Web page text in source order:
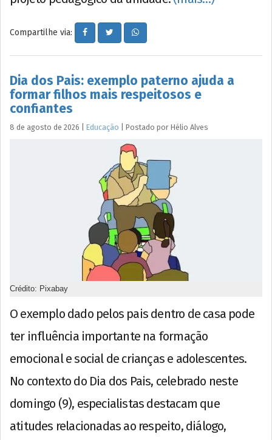
Compartilhe via:
Dia dos Pais: exemplo paterno ajuda a
formar filhos mais respeitosos e
confiantes
8 de agosto de 2026 Educação Postado por Hélio Alves
Crédito: Pixabay
O exemplo dado pelos pais dentro de casa pode
ter influência importante na formação
emocional e social de crianças e adolescentes.
No contexto do Dia dos Pais, celebrado neste
domingo (9), especialistas destacam que
atitudes relacionadas ao respeito, diálogo,